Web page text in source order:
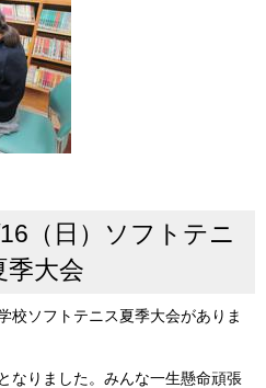
（日）ソフトテニ
季大会
校ソフトテニス夏季大会がありま
なりました。みんな一生懸命頑張